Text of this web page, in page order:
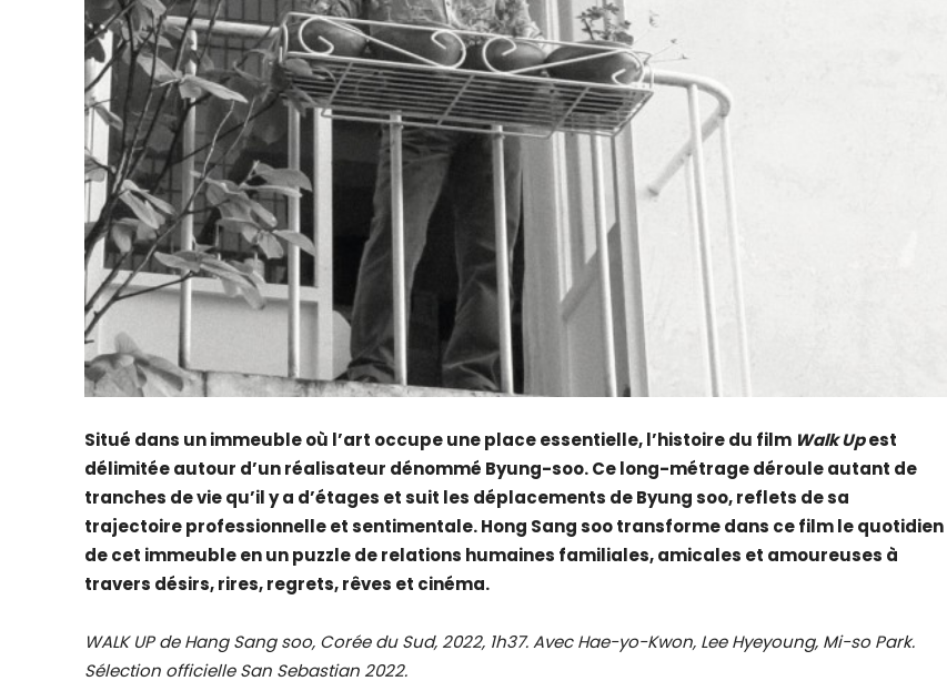
Situé dans un immeuble où l’art occupe une place essentielle, l’histoire du film Walk Upest
délimitée autour d’un réalisateur dénommé Byung-soo. Ce long-métragedéroule autant de
tranches de vie qu’il y a d’étages et suit les déplacements de Byung soo, reflets de sa
trajectoire professionnelle et sentimentale. Hong Sang soo transforme dans ce film le quotidien
de cet immeuble en un puzzle de relations humaines familiales, amicales et amoureuses à
travers désirs, rires, regrets, rêves et cinéma.
WALK UP de Hang Sang soo, Corée du Sud, 2022, 1h37. AvecHae-yo-Kwon, Lee Hyeyoung, Mi-so Park.
Sélection officielle San Sebastian 2022.